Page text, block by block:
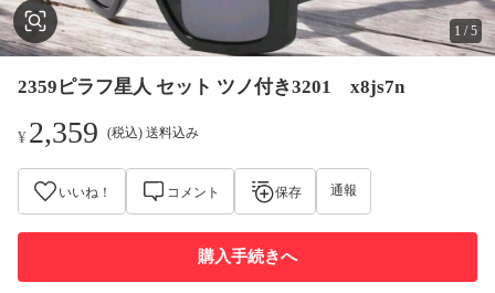
1 /5
2359ピラフ星人 セット ツノ付き3201 x8js7n
¥2,359 (税込) 送料込み
いいね！ コメント 保存 通報
購入手続きへ